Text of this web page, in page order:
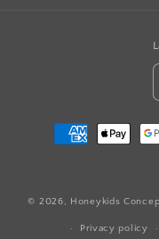
Payment
methods
© 2026, Honeykids
Privacy policy